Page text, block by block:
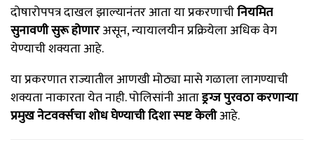
दोषारोपपत्र दाखल झाल्यानंतर आता या प्रकरणाचीनियमित
सुनावणी सुरू होणारअसून, न्यायालयीन प्रक्रियेला अधिक वेग
येण्याची शक्यता आहे.
या प्रकरणात राज्यातील आणखी मोठ्या मासे गळाला लागण्याची
शक्यता नाकारता येत नाही. पोलिसांनी आताड्रग्ज पुरवठा करणाऱ्या
प्रमुख नेटवर्क्सचा शोध घेण्याची दिशा स्पष्ट केलीआहे.